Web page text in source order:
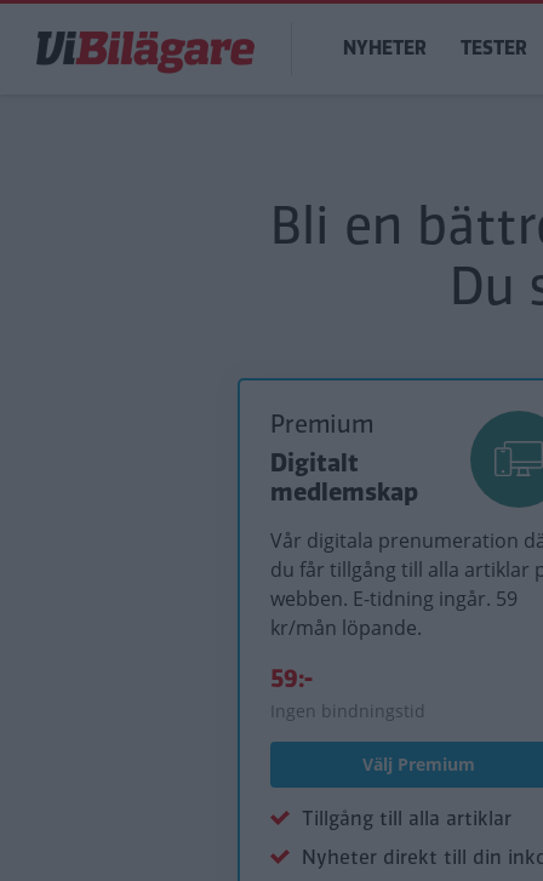
huvudinnehåll
Main
navigation
NYHETER TESTER
Bli en
Du
Premium
Digitalt
medlemskap
Vår digitala prenumeration
du får tillgång till alla artiklar
webben. E-tidning ingår. 59
kr/mån löpande.
59:-
Ingen bindningstid
Välj Premium
Tillgång till alla artiklar
Nyheter direkt till din